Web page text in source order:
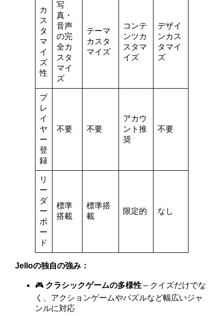
カ
ス
タ
マ
イ
ズ
性
写
真・
音声
の完
全カ
スタ
マイ
ズ
テーマ
カスタ
マイズ
コンテ
ンツカ
スタマ
イズ
デザイ
ンカス
タマイ
ズ
プ
レ
イ
ヤ
ー
登
録
不要 不要
アカウ
ント推
奨
不要
リ
ー
ダ
ー
ボ
ー
ド
標準
搭載
標準搭
載
限定的 なし
Jelloの独自の強み：
🎮 クラシックゲームの多様性 – クイズだけでな
く、アクションゲームやパズルなど幅広いジャ
ンルに対応